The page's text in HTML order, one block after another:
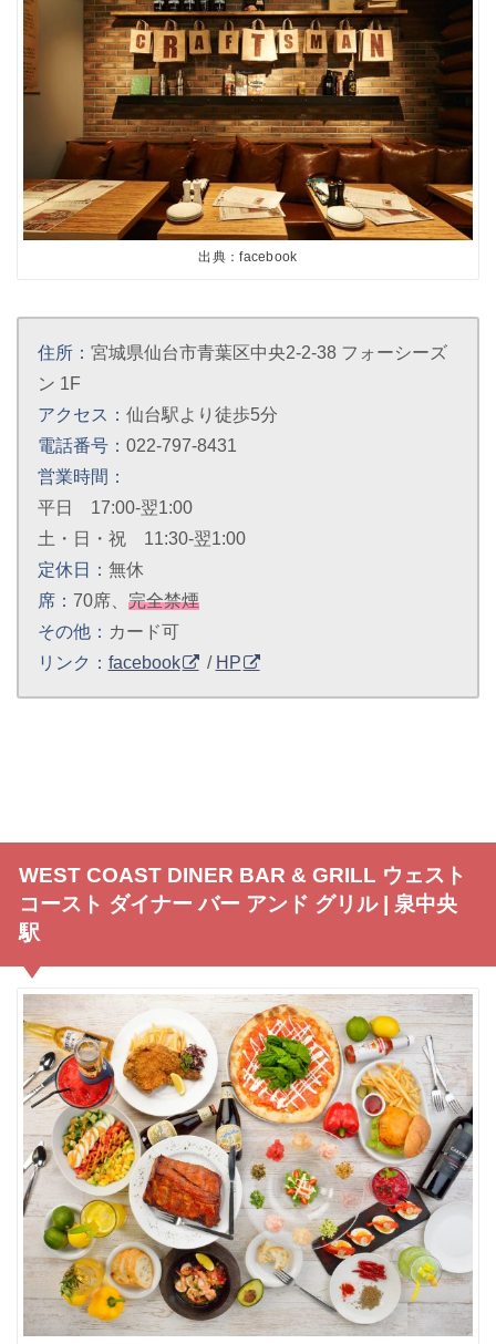
出典：facebook
住所： 宮城県仙台市青葉区中央2-2-38 フォーシーズ
ン 1F
アクセス： 仙台駅より徒歩5分
電話番号： 022-797-8431
営業時間：
平日 17:00-翌1:00
土・日・祝 11:30-翌1:00
定休日： 無休
席： 70席、 完全禁煙
その他： カード可
リンク： facebook / HP
WEST COAST DINER BAR & GRILL ウェスト
コースト ダイナー バー アンド グリル | 泉中央
駅